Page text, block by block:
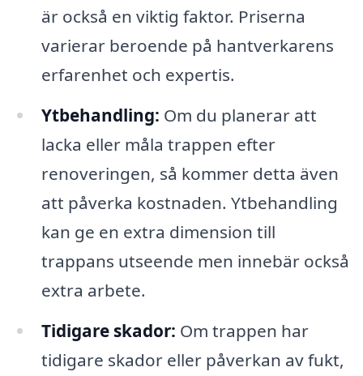
är också en viktig faktor. Priserna
varierar beroende på hantverkarens
erfarenhet och expertis.
Ytbehandling: Om du planerar att
lacka eller måla trappen efter
renoveringen, så kommer detta även
att påverka kostnaden. Ytbehandling
kan ge en extra dimension till
trappans utseende men innebär också
extra arbete.
Tidigare skador: Om trappen har
tidigare skador eller påverkan av fukt,